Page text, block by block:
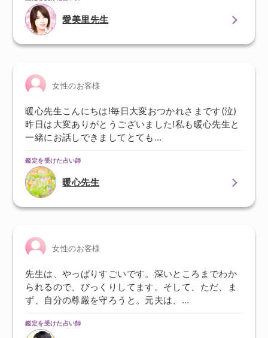
愛美里先生
女性のお客様
暖心先生こんにちは!毎日大変おつかれさまです(泣)
昨日は大変ありがとうございました!私も暖心先生と
一緒にお話しできましてとても…
鑑定を受けた占い師
暖心先生
女性のお客様
先生は、やっぱりすごいです。深いところまでわか
られるので、びっくりしてます。そして、ただ、ま
ず、自分の尊厳を守ろうと。元夫は、…
鑑定を受けた占い師